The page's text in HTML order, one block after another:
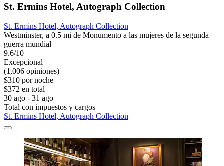
St. Ermins Hotel, Autograph Collection
St. Ermins Hotel, Autograph Collection
Westminster, a 0.5 mi de Monumento a las mujeres de la segunda
guerra mundial
9.6/10
Excepcional
(1,006 opiniones)
$310 por noche
$372 en total
30 ago - 31 ago
Total con impuestos y cargos
St. Ermins Hotel, Autograph Collection